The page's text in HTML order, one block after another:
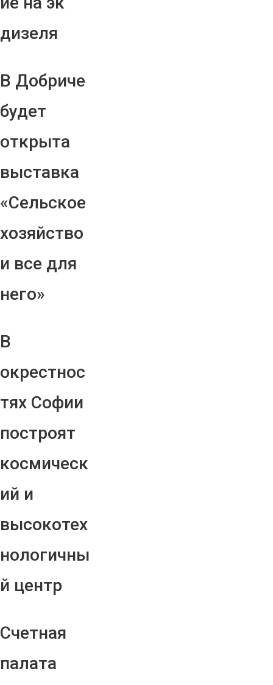
дизеля
В Добриче
будет
открыта
выставка
«Сельское
хозяйство
и все для
него»
В
окрестнос
тях Софии
построят
космическ
ий и
высокотех
нологичны
й центр
Счетная
палата